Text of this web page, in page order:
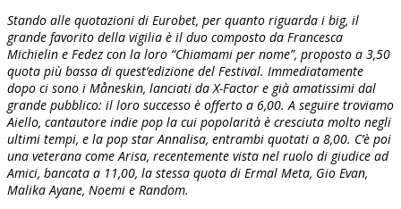
Stando alle quotazioni di Eurobet, per quanto riguarda i big, il
grande favorito della vigilia è il duo composto da Francesca
Michielin e Fedez con la loro “Chiamami per nome”, proposto a 3,50
quota più bassa di quest’edizione del Festival. Immediatamente
dopo ci sono i Måneskin, lanciati da X-Factor e già amatissimi dal
grande pubblico: il loro successo è offerto a 6,00. A seguire troviamo
Aiello, cantautore indie pop la cui popolarità è cresciuta molto negli
ultimi tempi, e la pop star Annalisa, entrambi quotati a 8,00. C’è poi
una veterana come Arisa, recentemente vista nel ruolo di giudice ad
Amici, bancata a 11,00, la stessa quota di Ermal Meta, Gio Evan,
Malika Ayane, Noemi e Random.